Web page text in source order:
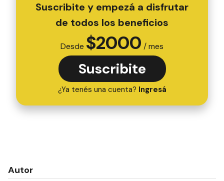
Suscribite y empezá a disfrutar
de todos los beneficios
Desde $2000 / mes
Suscribite
¿Ya tenés una cuenta? Ingresá
Autor